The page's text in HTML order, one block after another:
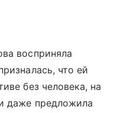
восприняла
что ей
без человека, на
даже предложила